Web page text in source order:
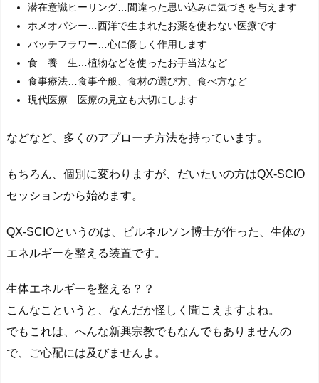
潜在意識ヒーリング…間違った思い込みに気づきを与えます
ホメオパシー…西洋で生まれたお薬を使わない医療です
バッチフラワー…心に優しく作用します
食 養 生…植物などを使ったお手当法など
食事療法…食事全般、食材の選び方、食べ方など
現代医療…医療の見立も大切にします
などなど、多くのアプローチ方法を持っています。
もちろん、個別に変わりますが、だいたいの方はQX-SCIO
セッションから始めます。
QX-SCIOというのは、ビルネルソン博士が作った、生体の
エネルギーを整える装置です。
生体エネルギーを整える？？
こんなこというと、なんだか怪しく聞こえますよね。
でもこれは、へんな新興宗教でもなんでもありませんの
で、ご心配には及びませんよ。